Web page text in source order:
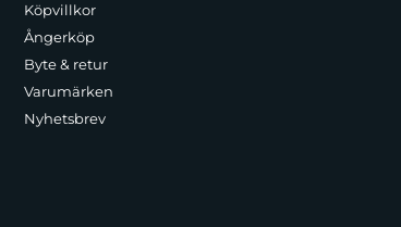
Köpvillkor
Ångerköp
Byte & retur
Varumärken
Nyhetsbrev